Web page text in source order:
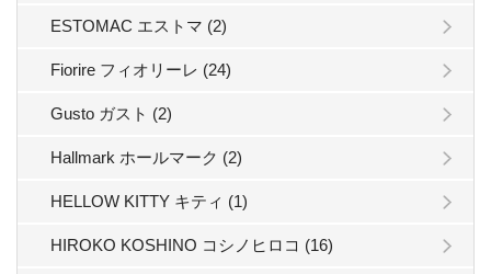
ESTOMAC エストマ (2)
Fiorire フィオリーレ (24)
Gusto ガスト (2)
Hallmark ホールマーク (2)
HELLOW KITTY キティ (1)
HIROKO KOSHINO コシノヒロコ (16)